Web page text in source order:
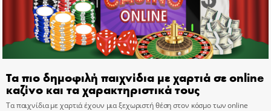
Τα πιο δημοφιλή παιχνίδια με χαρτιά σε online
καζίνο και τα χαρακτηριστικά τους
Τα παιχνίδια με χαρτιά έχουν μια ξεχωριστή θέση στον κόσμο των online